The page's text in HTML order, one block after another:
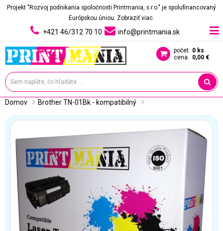
Projekt "Rozvoj podnikania spoločnosti Printmania, s.r.o." je spolufinancovaný
Európskou úniou. Zobraziť viac.
+421 46/312 70 10 info@printmania.sk
počet: 0 ks
cena: 0,00 €
Domov Brother TN-01Bk - kompatibilný